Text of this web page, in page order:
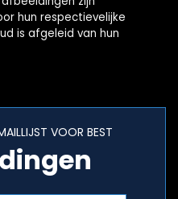
hun respectievelijke
is afgeleid van hun
VOOR BEST